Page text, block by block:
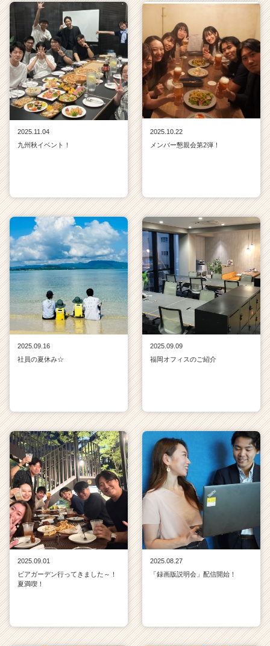
2025.11.04
九州秋イベント！
2025.10.22
メンバー懇親会第2弾！
2025.09.16
社員の夏休み☆
2025.09.09
福岡オフィスのご紹介
2025.09.01
ビアガーデン行ってきました～！
夏満喫！
2025.08.27
「録画版説明会」配信開始！